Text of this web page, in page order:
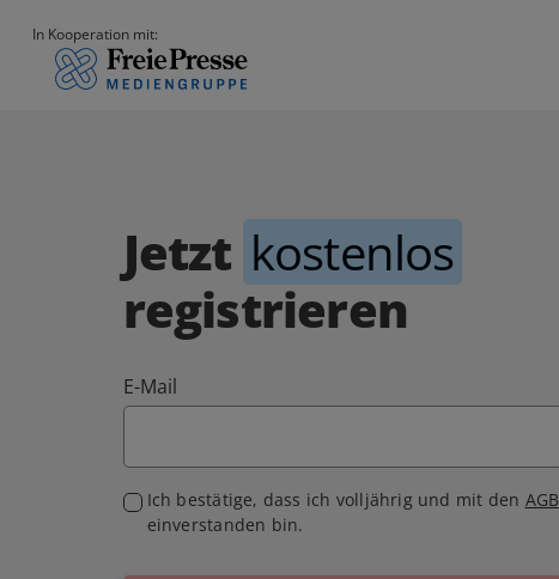
In Kooperation mit:
Jetzt kostenlos
registrieren
E-Mail
Ich bestätige, dass ich volljährig und mit den AGB
einverstanden bin.